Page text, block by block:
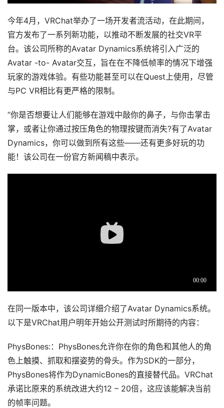
今年4月，VRChat举办了一场开发者流活动，在此期间，
官方发布了一系列新功能，以推动不断发展的社交VR平
台。该公司所称的Avatar Dynamics系统将引入广泛的
Avatar -to- Avatar交互，旨在在不降低帧率的情况下增强
玩家的游戏体验。有些功能甚至可以在Quest上使用，尽管
与PC VR相比有更严格的限制。
“你是否想要让人们能够在游戏中敲你的鼻子，与你击掌击
掌，或者让你通过按压角色的物理按键而消失?有了Avatar
Dynamics，你可以做到所有这些——还有更多好玩的功
能！该公司在一份官方新闻稿中表示。
在同一版本中，该公司详细介绍了Avatar Dynamics系统。
以下是VRChat用户明年开始公开测试时所期待的内容：
PhysBones:：PhysBones允许你在你的角色和其他人的角
色上触摸、抓取和摆姿势的骨头。作为SDK的一部分，
PhysBones将作为DynamicBones的直接替代品。VRChat
承诺比原来的系统改进大约12 – 20倍，这应该能解决当前
的帧率问题。